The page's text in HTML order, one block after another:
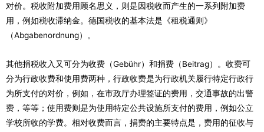
对价。税收附加费用顾名思义，则是因税收而产生的一系列附加费
用，例如税收滞纳金。德国税收的基本法是《租税通则》
（Abgabenordnung）。
其他捐税收入又可分为收费（Gebühr）和捐费（Beitrag）。收费可
分为行政收费和使用费两种，行政收费是为行政机关履行特定行政行
为所支付的对价，例如，在市政厅办理签证的费用，交通事故的出警
费，等等；使用费则是为使用特定公共设施所支付的费用，例如公立
学校所收的学费。相对收费而言，捐费的主要特点是，费用的征收与